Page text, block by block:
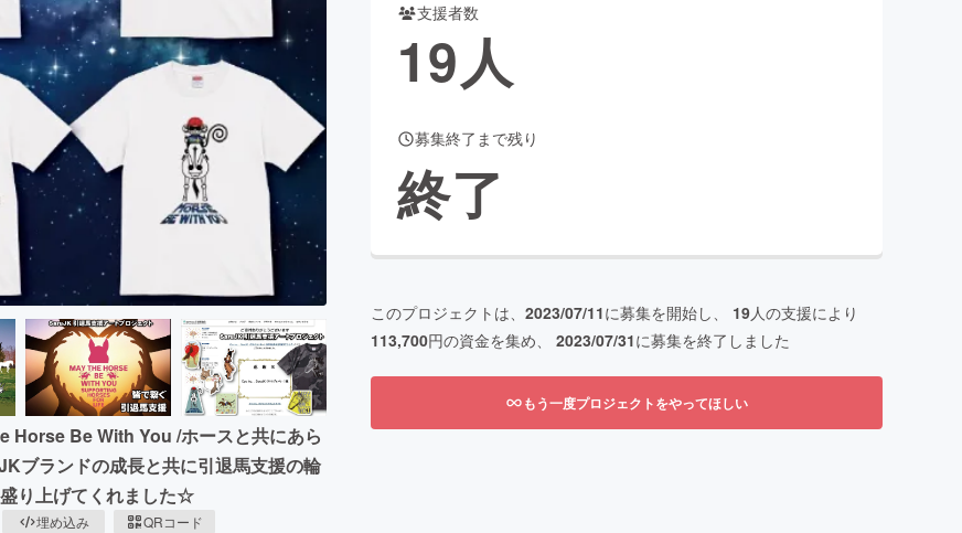
Be With You /ホースと共にあら
ブランドの成長と共に引退馬支援の輪
り上げてくれました☆
埋め込み QRコード
支援者数
19人
募集終了まで残り
終了
このプロジェクトは、 2023/07/11に募集を開始し、 19人の支援により
113,700円の資金を集め、 2023/07/31に募集を終了しました
もう一度プロジェクトをやってほしい